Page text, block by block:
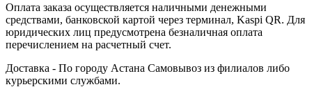
Оплата заказа осуществляется наличными денежными
средствами, банковской картой через терминал, Kaspi QR. Для
юридических лиц предусмотрена безналичная оплата
перечислением на расчетный счет.
Доставка - По городу Астана Самовывоз из филиалов либо
курьерскими службами.